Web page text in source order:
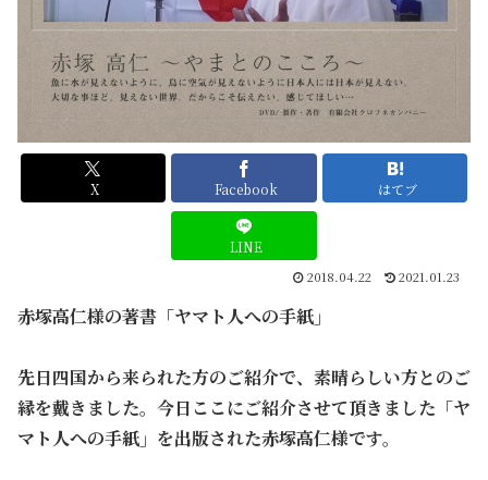
X Facebook はてブ
LINE
2018.04.22 2021.01.23
赤塚高仁様の著書 「ヤマト人への手紙」
先日四国から来られた方のご紹介で、素晴らしい方とのご
縁を戴きました。 今日ここにご紹介させて頂きました「ヤ
マト人への手紙」を出版された赤塚高仁様です。